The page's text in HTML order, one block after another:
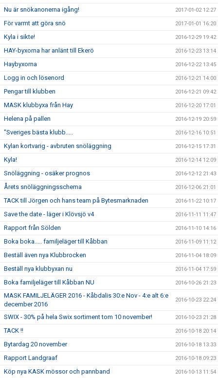
Nu är snökanonerna igång! 2017-01-02 12:27
För varmt att göra snö 2017-01-01 16:20
Kyla i sikte! 2016-12-29 19:42
HAY-byxorna har anlänt till Ekerö 2016-12-23 13:14
Haybyxorna 2016-12-22 13:45
Logg in och lösenord 2016-12-21 14:00
Pengar till klubben 2016-12-21 09:42
MASK klubbyxa från Hay 2016-12-20 17:01
Helena på pallen 2016-12-19 20:59
"Sveriges bästa klubb..... 2016-12-16 10:51
Kylan kortvarig - avbruten snöläggning 2016-12-15 17:31
Kyla! 2016-12-14 12:09
Snöläggning - osäker prognos 2016-12-12 21:43
Årets snöläggningsschema 2016-12-06 21:01
TACK till Jörgen och hans team på Bytesmarknaden 2016-11-22 10:17
Save the date - läger i Klövsjö v4 2016-11-11 11:47
Rapport från Sölden 2016-11-10 14:16
Boka boka..... familjeläger till Kåbban 2016-11-09 11:12
Beställ även nya Klubbrocken 2016-11-04 18:09
Beställ nya klubbyxan nu 2016-11-04 17:59
Boka familjeläger till Kåbban NU 2016-10-26 21:23
MASK FAMILJELÄGER 2016 - Kåbdalis 30:e Nov - 4:e alt 6:e
december 2016
2016-10-23 22:24
SWIX - 30% på hela Swix sortiment tom 10 november! 2016-10-23 21:28
TACK !! 2016-10-18 20:14
Bytardag 20 november 2016-10-18 13:33
Rapport Landgraaf 2016-10-18 09:23
Köp nya KASK mössor och pannband 2016-10-13 11:54